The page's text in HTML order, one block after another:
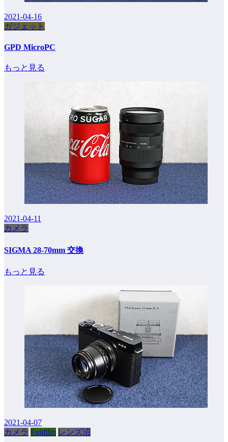
2021-04-16
ガジェット
GPD MicroPC
もっと見る
2021-04-11
カメラ
SIGMA 28-70mm 交換
もっと見る
2021-04-07
カメラ Fujifilm レンズ沼